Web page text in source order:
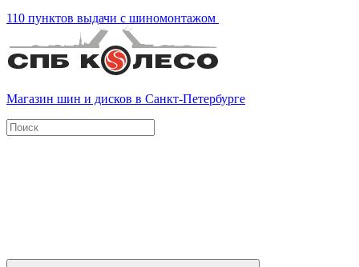
110 пунктов выдачи с шиномонтажом
Магазин шин и дисков в Санкт-Петербурге